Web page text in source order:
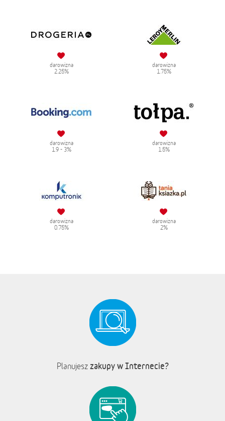
darowizna
2.25%
darowizna
1.75%
darowizna
1.9 - 3%
darowizna
1.5%
darowizna
0.75%
darowizna
2%
Planujesz zakupy w Internecie?